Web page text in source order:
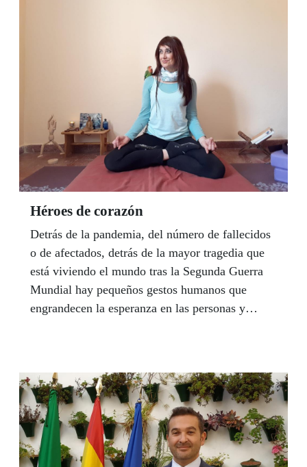
encuentran en situación más vulnerable para
superar la crisis. “A lo largo de nuestra vida
hemos superado muchas dificultades. Y sin
ninguna duda, unidos, vamos a superar éstas”,
sostiene la psicóloga de la ONCE Mercedes
Castillo.
Héroes de corazón
Detrás de la pandemia, del número de fallecidos
o de afectados, detrás de la mayor tragedia que
está viviendo el mundo tras la Segunda Guerra
Mundial hay pequeños gestos humanos que
engrandecen la esperanza en las personas y
del mundo. Son los voluntarios, pequeños héroes
anónimos que entregan su tiempo a los demás
para mejorar sus condiciones de vida. Algo que
hasta ahora venía siendo rutina y que, en tiempos
de crisis global, recobra un valor extraordinario.